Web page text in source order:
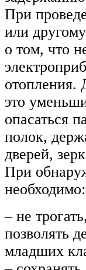
При
или
о том, что
отопления.
это
опасаться
полок,
дверей,
При
необходимо:
– не
позволять
младших